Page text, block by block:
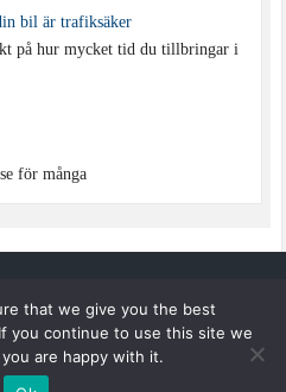
bil är trafiksäker
på hur mycket tid du tillbringar i
för många
that we give you the best
you continue to use this site we
are happy with it.